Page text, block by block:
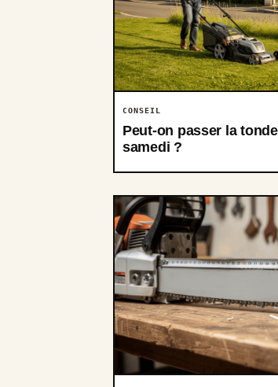
CONSEIL
Peut-on passer la
samedi ?